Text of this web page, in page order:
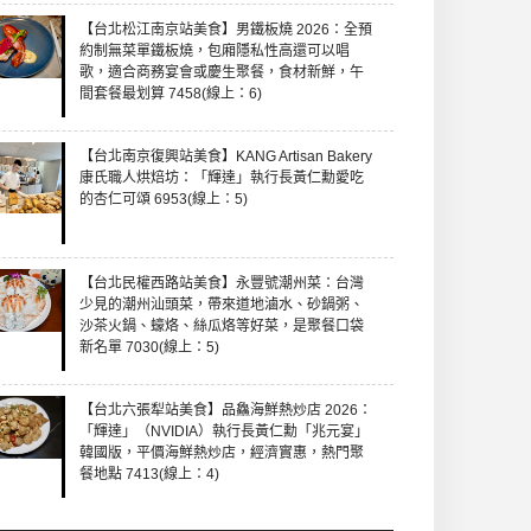
【台北松江南京站美食】男鐵板燒 2026：全預
約制無菜單鐵板燒，包廂隱私性高還可以唱
歌，適合商務宴會或慶生聚餐，食材新鮮，午
間套餐最划算 7458(線上：6)
【台北南京復興站美食】KANG Artisan Bakery
康氏職人烘焙坊：「輝達」執行長黃仁勳愛吃
的杏仁可頌 6953(線上：5)
【台北民權西路站美食】永豐號潮州菜：台灣
少見的潮州汕頭菜，帶來道地滷水、砂鍋粥、
沙茶火鍋、蠔烙、絲瓜烙等好菜，是聚餐口袋
新名單 7030(線上：5)
【台北六張犁站美食】品鱻海鮮熱炒店 2026：
「輝達」（NVIDIA）執行長黃仁勳「兆元宴」
韓國版，平價海鮮熱炒店，經濟實惠，熱門聚
餐地點 7413(線上：4)